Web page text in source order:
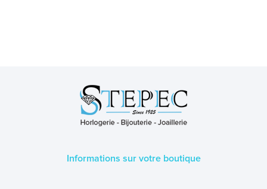
Informations sur votre boutique